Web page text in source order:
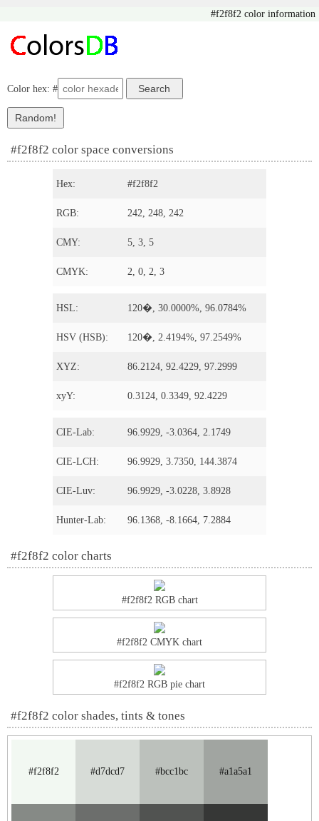
#f2f8f2 color information
Color hex: #
#f2f8f2 color space conversions
Hex: #f2f8f2
RGB: 242, 248, 242
CMY: 5, 3, 5
CMYK: 2, 0, 2, 3
HSL: 120�, 30.0000%, 96.0784%
HSV (HSB): 120�, 2.4194%, 97.2549%
XYZ: 86.2124, 92.4229, 97.2999
xyY: 0.3124, 0.3349, 92.4229
CIE-Lab: 96.9929, -3.0364, 2.1749
CIE-LCH: 96.9929, 3.7350, 144.3874
CIE-Luv: 96.9929, -3.0228, 3.8928
Hunter-Lab: 96.1368, -8.1664, 7.2884
#f2f8f2 color charts
#f2f8f2 RGB chart
#f2f8f2 CMYK chart
#f2f8f2 RGB pie chart
#f2f8f2 color shades, tints & tones
#f2f8f2 #d7dcd7 #bcc1bc #a1a5a1